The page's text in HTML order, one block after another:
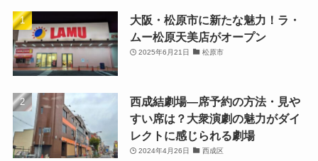
大阪・松原市に新たな魅力！ラ・
ムー松原天美店がオープン
2025年6月21日 松原市
西成結劇場—席予約の方法・見や
すい席は？大衆演劇の魅力がダイ
レクトに感じられる劇場
2024年4月26日 西成区